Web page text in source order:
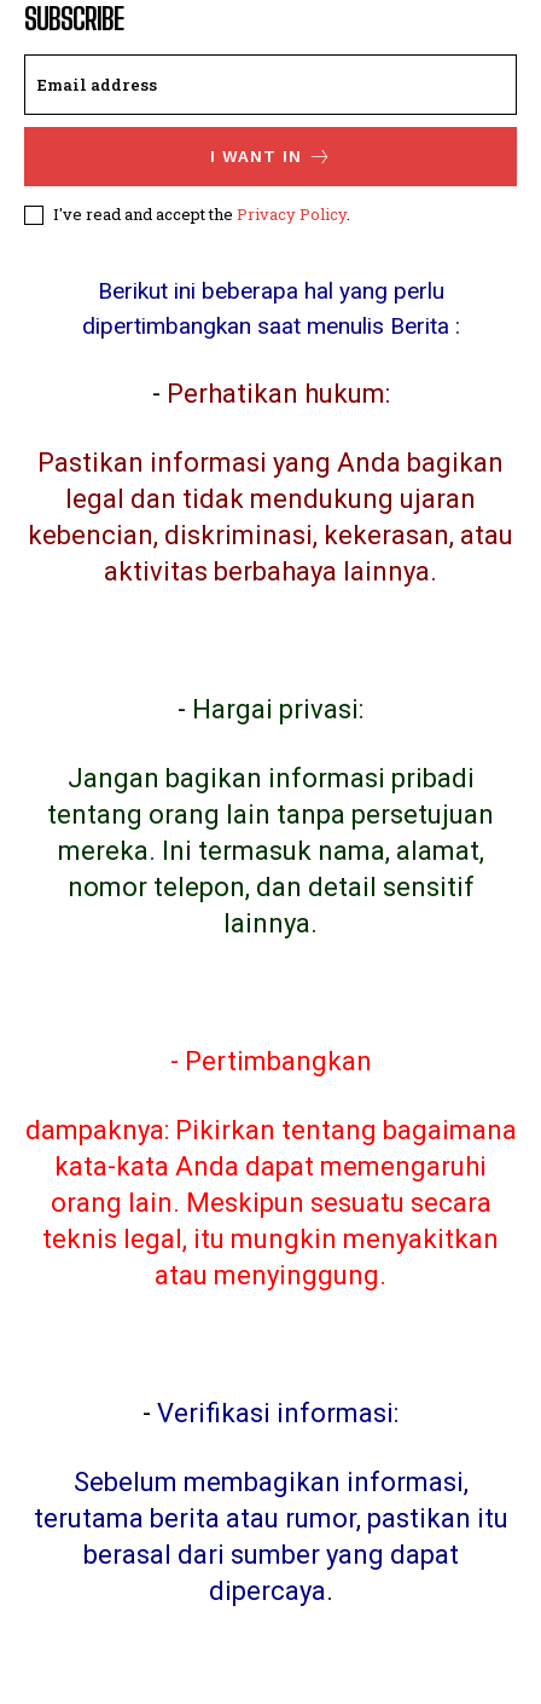
SUBSCRIBE
I WANT IN
I've read and accept the Privacy Policy.
Berikut ini beberapa hal yang perlu
dipertimbangkan saat menulis Berita :
- Perhatikan hukum:
Pastikan informasi yang Anda bagikan
legal dan tidak mendukung ujaran
kebencian, diskriminasi, kekerasan, atau
aktivitas berbahaya lainnya.
- Hargai privasi:
Jangan bagikan informasi pribadi
tentang orang lain tanpa persetujuan
mereka. Ini termasuk nama, alamat,
nomor telepon, dan detail sensitif
lainnya.
- Pertimbangkan
dampaknya: Pikirkan tentang bagaimana
kata-kata Anda dapat memengaruhi
orang lain. Meskipun sesuatu secara
teknis legal, itu mungkin menyakitkan
atau menyinggung.
- Verifikasi informasi:
Sebelum membagikan informasi,
terutama berita atau rumor, pastikan itu
berasal dari sumber yang dapat
dipercaya.